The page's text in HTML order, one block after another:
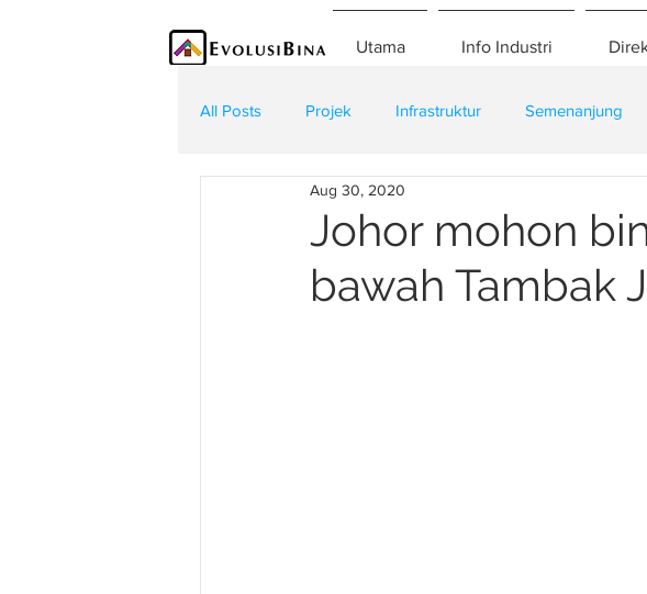
Utama Info Industri
All Posts Projek Infrastruktur Semenanjung
Teknologi Kontraktor
Johor mohon
bawah Tambak
Aug 30, 2020